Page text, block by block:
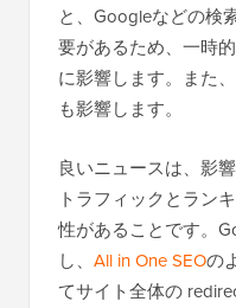
と、Googleなどの検
要があるため、一時
に影響します。また
も影響します。
良いニュースは、影
トラフィックとラン
性があることです。
し、 All in One SEOの
てサイト全体の